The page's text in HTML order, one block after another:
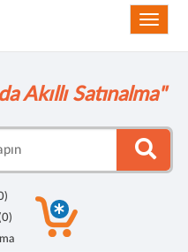
Akıllı Satınalma"